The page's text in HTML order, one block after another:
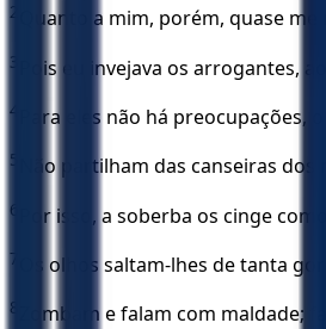
2 Quanto a mim, porém, quase
3 Pois eu invejava os arrogantes,
4 Para eles não há preocupações,
5 Não partilham das canseiras
6 Por isso, a soberba os cinge
7 Os olhos saltam-lhes de tanta
8 Zombam e falam com maldade;